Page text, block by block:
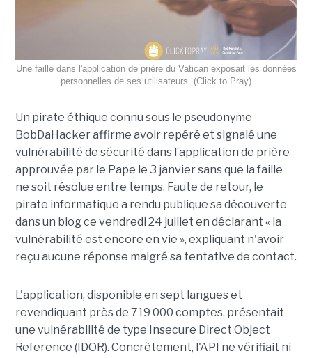
Une faille dans l'application de prière du Vatican exposait les données
personnelles de ses utilisateurs. (Click to Pray)
Un pirate éthique connu sous le pseudonyme
BobDaHacker affirme avoir repéré et signalé une
vulnérabilité de sécurité dans l’application de prière
approuvée par le Pape le 3 janvier sans que la faille
ne soit résolue entre temps. Faute de retour, le
pirate informatique a rendu publique sa découverte
dans un blog ce vendredi 24 juillet en déclarant « la
vulnérabilité est encore en vie », expliquant n'avoir
reçu aucune réponse malgré sa tentative de contact.
L'application, disponible en sept langues et
revendiquant près de 719 000 comptes, présentait
une vulnérabilité de type Insecure Direct Object
Reference (IDOR). Concrètement, l'API ne vérifiait ni